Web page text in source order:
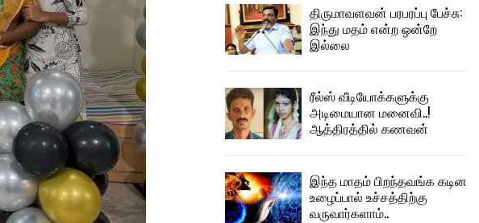
திருமாவளவன் பரபரப்பு பேச்சு:
இந்து மதம் என்ற ஒன்றே
இல்லை
ரீல்ஸ் வீடியோக்களுக்கு
அடிமையான மனைவி..!
ஆத்திரத்தில் கணவன்
இந்த மாதம் பிறந்தவங்க கடின
உழைப்பால் உச்சத்திற்கு
வருவார்களாம்..